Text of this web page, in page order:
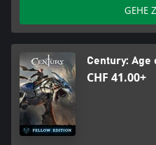
GEHE
Century:
CHF 41.00+